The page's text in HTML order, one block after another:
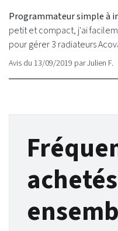
Programmateur simple à
petit et compact, j'ai
pour gérer 3 radiateurs
Avis du 13/09/2019 parJulien F.
achetés